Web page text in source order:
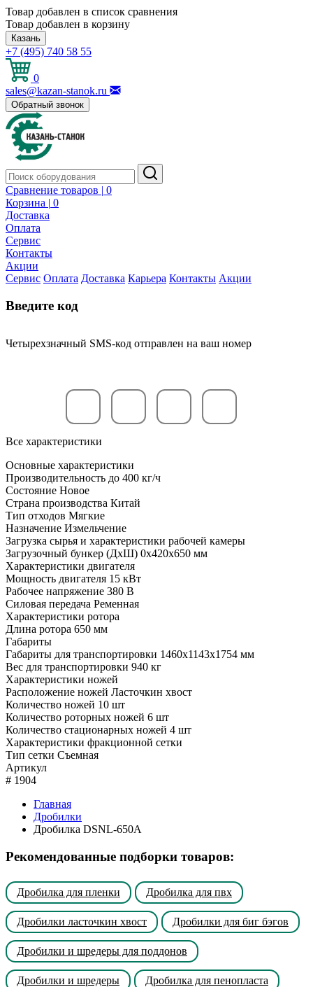
Товар добавлен в список сравнения
Товар добавлен в корзину
Казань
+7 (495) 740 58 55
0
sales@kazan-stanok.ru
Обратный звонок
Сравнение товаров | 0
Корзина | 0
Доставка
Оплата
Сервис
Контакты
Акции
Сервис Оплата Доставка Карьера Контакты Акции
Введите код
Четырехзначный SMS-код отправлен на ваш номер
Все характеристики
Основные характеристики
Производительность до 400 кг/ч
Состояние Новое
Страна производства Китай
Тип отходов Мягкие
Назначение Измельчение
Загрузка сырья и характеристики рабочей камеры
Загрузочный бункер (ДхШ) 0x420x650 мм
Характеристики двигателя
Мощность двигателя 15 кВт
Рабочее напряжение 380 В
Силовая передача Ременная
Характеристики ротора
Длина ротора 650 мм
Габариты
Габариты для транспортировки 1460x1143x1754 мм
Вес для транспортировки 940 кг
Характеристики ножей
Расположение ножей Ласточкин хвост
Количество ножей 10 шт
Количество роторных ножей 6 шт
Количество стационарных ножей 4 шт
Характеристики фракционной сетки
Тип сетки Съемная
Артикул
# 1904
Главная
Дробилки
Дробилка DSNL-650A
Рекомендованные подборки товаров:
Дробилка для пленки Дробилка для пвх
Дробилки ласточкин хвост Дробилки для биг бэгов
Дробилки и шредеры для поддонов
Дробилки и шредеры Дробилка для пенопласта